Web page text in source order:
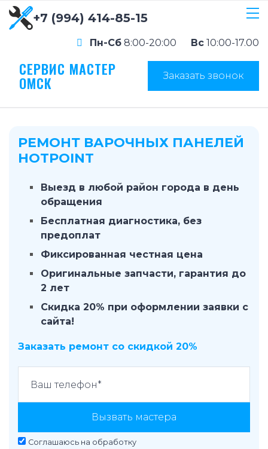
+7 (994) 414-85-15
Пн-Сб 8:00-20:00 Вс 10:00-17.00
СЕРВИС МАСТЕР
ОМСК Заказать звонок
РЕМОНТ ВАРОЧНЫХ ПАНЕЛЕЙ
HOTPOINT
Выезд в любой район города в день
обращения
Бесплатная диагностика, без
предоплат
Фиксированная честная цена
Оригинальные запчасти, гарантия до
2 лет
Скидка 20% при оформлении заявки с
сайта!
Заказать ремонт со скидкой 20%
Вызвать мастера
Соглашаюсь на обработку